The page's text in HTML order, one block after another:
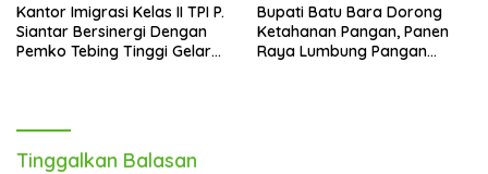
Kantor Imigrasi Kelas II TPI P.
Siantar Bersinergi Dengan
Pemko Tebing Tinggi Gelar
Bupati Batu Bara Dorong
Ketahanan Pangan, Panen
Raya Lumbung Pangan
Tinggalkan Balasan